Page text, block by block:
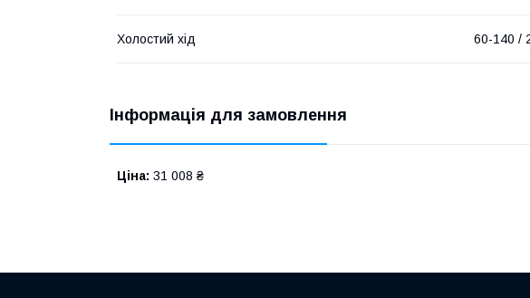
Холостий хід 60-140 /
Інформація для замовлення
Ціна: 31 008 ₴